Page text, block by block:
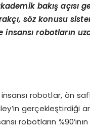
bakış açısı
söz konusu
insansı robotların
robotlar, ön
gerçekleştirdiği
robotların